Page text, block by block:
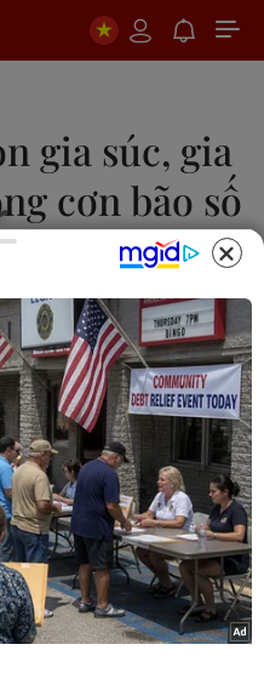
gia súc, gia
cơn bão số
phẩm từ nay đến
đạo các doanh
vào cuộc để hỗ trợ
ăn, vật tư… sớm phục